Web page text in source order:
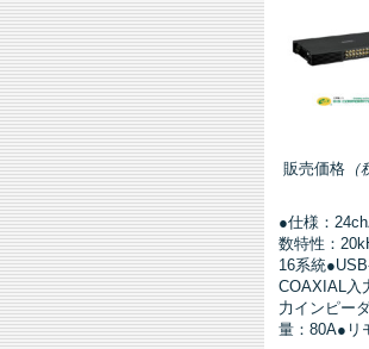
販売価格 （
●仕様：
数特性：
16系統
COAXIAL入
力インピー
量：80A●リ